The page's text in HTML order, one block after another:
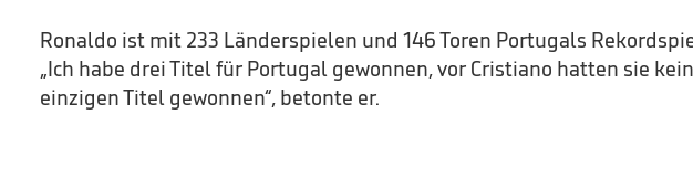
Ronaldo ist mit 233 Länderspielen und 146 Toren Portugals
„Ich habe drei Titel für Portugal gewonnen, vor Cristiano hatten sie
einzigen Titel gewonnen“, betonte er.